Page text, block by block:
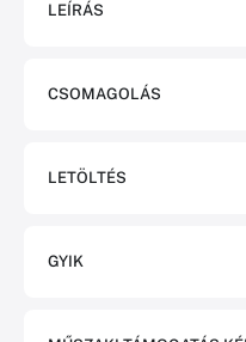
LEÍRÁS
CSOMAGOLÁS
LETÖLTÉS
GYIK